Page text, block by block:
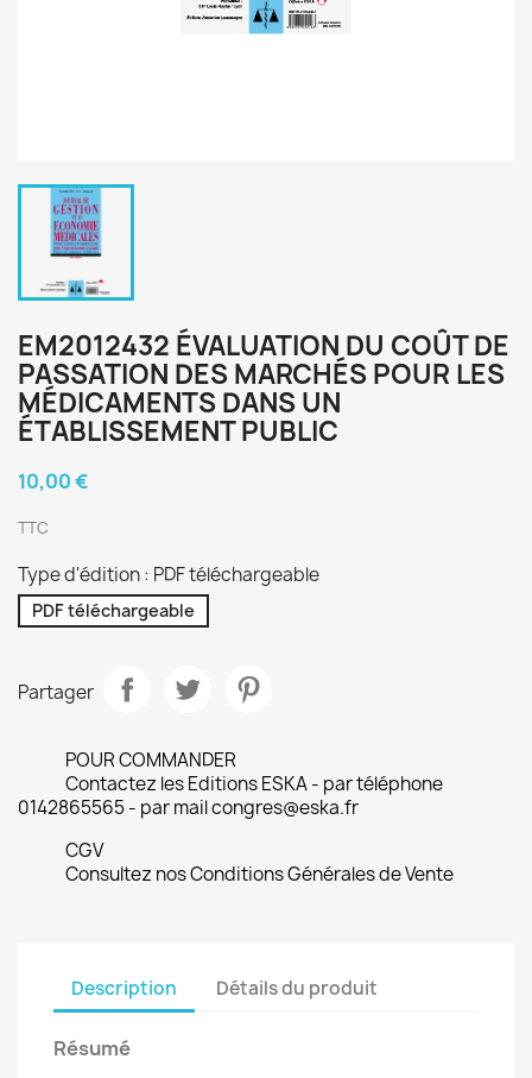
EM2012432 ÉVALUATION DU COÛT DE
PASSATION DES MARCHÉS POUR LES
MÉDICAMENTS DANS UN
ÉTABLISSEMENT PUBLIC
10,00 €
TTC
Type d'édition : PDF téléchargeable
PDF téléchargeable
Partager
POUR COMMANDER
Contactez les Editions ESKA - par téléphone
0142865565 - par mail congres@eska.fr
CGV
Consultez nos Conditions Générales de Vente
Description Détails du produit
Résumé